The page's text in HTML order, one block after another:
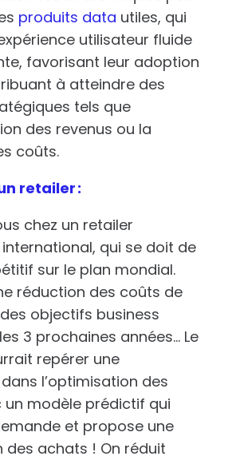
produits data utiles, qui
utilisateur fluide
favorisant leur adoption
à atteindre des
tels que
des revenus ou la
coûts.
retailer :
chez un retailer
international, qui se doit de
sur le plan mondial.
réduction des coûts de
des objectifs business
3 prochaines années… Le
repérer une
l’optimisation des
un modèle prédictif qui
et propose une
achats ! On réduit